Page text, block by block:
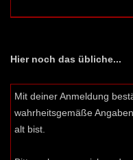
Hier noch das übliche...
Mit deiner Anmeldung
wahrheitsgemäße
alt bist.